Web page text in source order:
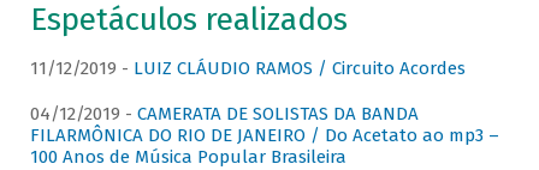
Espetáculos realizados
11/12/2019 - LUIZ CLÁUDIO RAMOS / Circuito Acordes
04/12/2019 - CAMERATA DE SOLISTAS DA BANDA
FILARMÔNICA DO RIO DE JANEIRO / Do Acetato ao mp3 –
100 Anos de Música Popular Brasileira